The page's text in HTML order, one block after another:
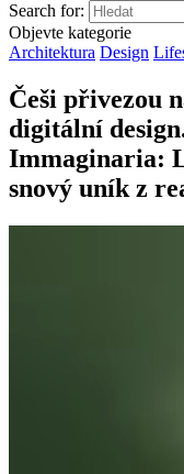
Search for:
Objevte kategorie
Architektura Design
Češi přivezou
digitální
Immaginaria:
snový uník z